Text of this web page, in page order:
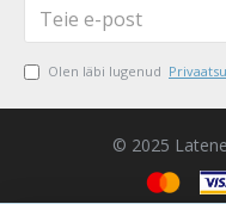
Olen läbi lugenud
© 2025